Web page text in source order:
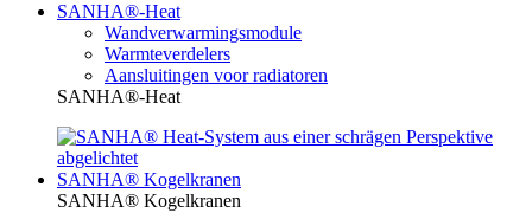
SANHA®-Heat
Wandverwarmingsmodule
Warmteverdelers
Aansluitingen voor radiatoren
SANHA®-Heat
SANHA® Kogelkranen
SANHA® Kogelkranen